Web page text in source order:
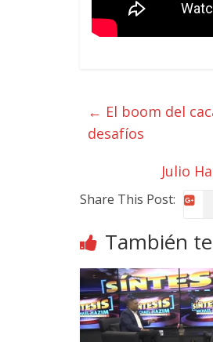
← El boom del
desafíos
Julio
Share This Post:
También